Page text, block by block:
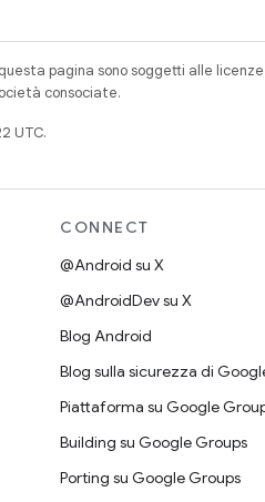
pagina sono soggetti alle
consociate.
UTC.
CONNECT
@Android su X
@AndroidDev su X
Blog Android
Blog sulla sicurezza di
Piattaforma su Google
Building su Google Groups
Porting su Google Groups